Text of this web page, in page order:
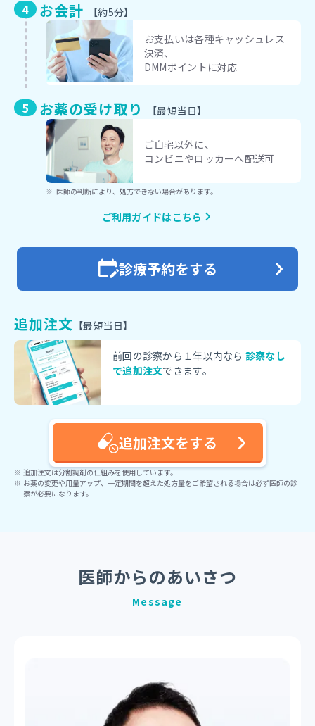
お会計
【約5分】
お支払いは各種キャッシュレス
決済、
DMMポイントに対応
お薬の受け取り 【最短当日】
ご自宅以外に、
コンビニやロッカーへ配送可
医師の判断により、処方できない場合があります。
ご利用ガイドはこちら
診療予約をする
追加注文 【最短当日】
前回の診察から１年以内なら 診察なし
で追加注文できます。
追加注文をする
追加注文は分割調剤の仕組みを使用しています。
お薬の変更や用量アップ、一定期間を超えた処方量をご希望される場合は必ず医師の診
察が必要になります。
医師からのあいさつ
Message